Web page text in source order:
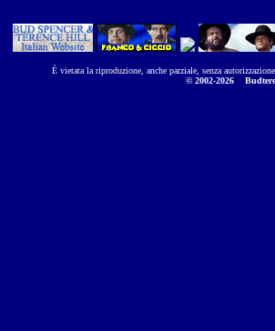
È vietata la riproduzione, anche parziale, senza
© 2002-2026